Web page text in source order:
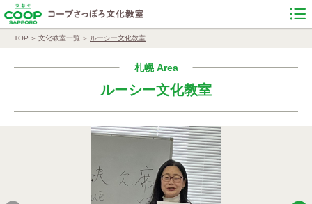
TOP 文化教室一覧 ルーシー文化教室
札幌 Area
ルーシー文化教室